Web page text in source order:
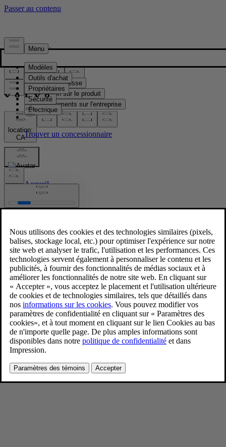
Presse & Médias
Matériel de presse
Information sur le produit
Renseignements sur l'entreprise
Contacts médias
location:
CA
Images
Accueil
/Images
New Volvo XC90: studio still
9/4/2024
Favoris
Partager
Télécharger
New Volvo XC90: studio still
Pour consulter toute l’information sur les droits d’auteur, cliquez ici